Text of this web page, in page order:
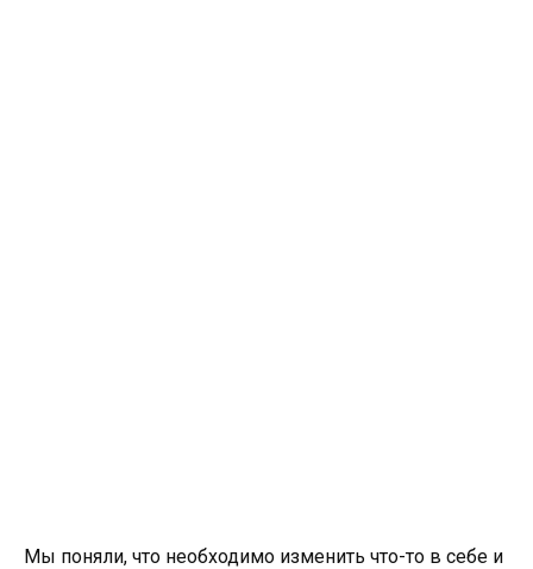
Мы поняли, что необходимо изменить что-то в себе и